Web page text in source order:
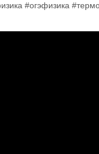
#огэфизика